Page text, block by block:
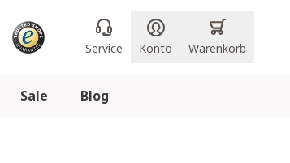
Sale Blog
Service Konto Warenkorb